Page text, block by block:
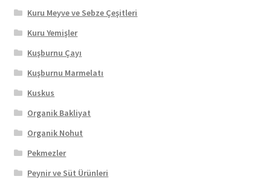
Kuru Meyve ve Sebze Çeşitleri
Kuru Yemişler
Kuşburnu Çayı
Kuşburnu Marmelatı
Kuskus
Organik Bakliyat
Organik Nohut
Pekmezler
Peynir ve Süt Ürünleri